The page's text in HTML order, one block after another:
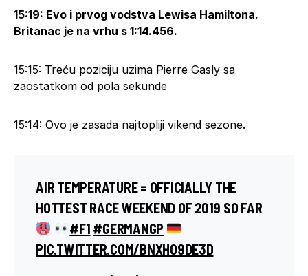
15:19: Evo i prvog vodstva Lewisa Hamiltona.
Britanac je na vrhu s 1:14.456.
15:15: Treću poziciju uzima Pierre Gasly sa
zaostatkom od pola sekunde
15:14: Ovo je zasada najtopliji vikend sezone.
AIR TEMPERATURE = OFFICIALLY THE
HOTTEST RACE WEEKEND OF 2019 SO FAR
#F1 #GERMANGP
PIC.TWITTER.COM/BNXHO9DE3D